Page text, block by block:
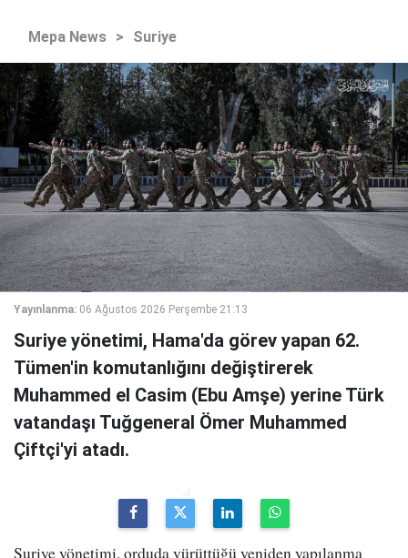
Mepa News > Suriye
Yayınlanma: 06 Ağustos 2026 Perşembe 21:13
Suriye yönetimi, Hama'da görev yapan 62.
Tümen'in komutanlığını değiştirerek
Muhammed el Casim (Ebu Amşe) yerine Türk
vatandaşı Tuğgeneral Ömer Muhammed
Çiftçi'yi atadı.
Suriye yönetimi, orduda yürüttüğü yeniden yapılanma